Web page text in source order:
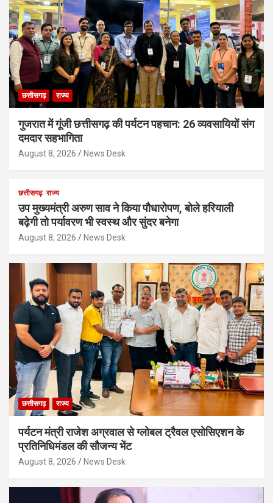
छत्तीसगढ़ राज्य
गुजरात में गूंजी छत्तीसगढ़ की पर्यटन पहचान: 26 व्यवसायियों संग
दमदार सहभागिता
August 8, 2026 News Desk
छत्तीसगढ़ राज्य
उप मुख्यमंत्री अरुण साव ने किया पौधारोपण, बोले हरियाली
बढ़ेगी तो पर्यावरण भी स्वस्थ और सुंदर बनेगा
August 8, 2026 News Desk
छत्तीसगढ़ राज्य
पर्यटन मंत्री राजेश अग्रवाल से ग्लोबल ट्रैवल एसोसिएशन के
प्रतिनिधिमंडल की सौजन्य भेंट
August 8, 2026 News Desk